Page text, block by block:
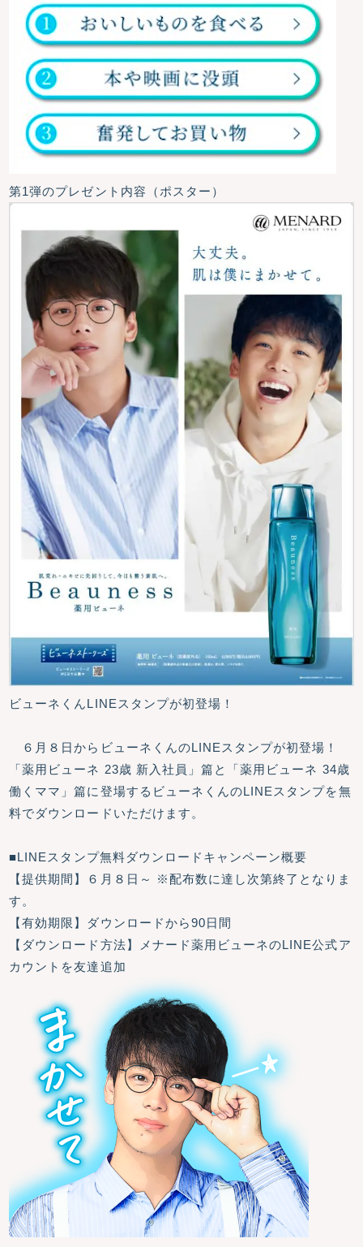
第1弾のプレゼント内容（ポスター）
ビューネくんLINEスタンプが初登場！
６月８日からビューネくんのLINEスタンプが初登場！
「薬用ビューネ 23歳 新入社員」篇と「薬用ビューネ 34歳
働くママ」篇に登場するビューネくんのLINEスタンプを無
料でダウンロードいただけます。
■LINEスタンプ無料ダウンロードキャンペーン概要
【提供期間】６月８日～ ※配布数に達し次第終了となりま
す。
【有効期限】ダウンロードから90日間
【ダウンロード方法】メナード薬用ビューネのLINE公式ア
カウントを友達追加